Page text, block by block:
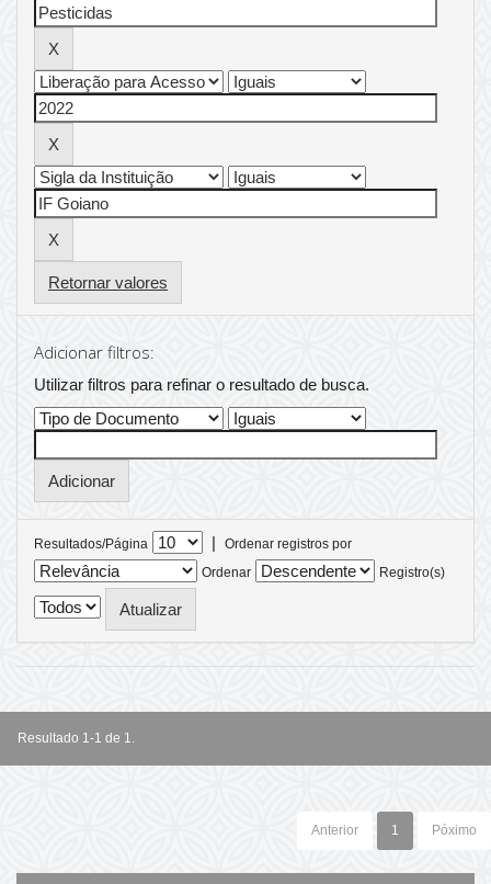
Retornar valores
Adicionar filtros:
Utilizar filtros para refinar o resultado de busca.
Resultados/Página |
Ordenar registros por
Ordenar
Registro(s)
Resultado 1-1 de 1.
Anterior 1 Póximo